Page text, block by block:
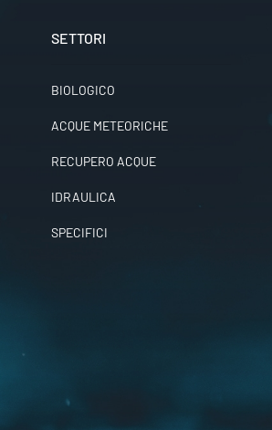
SETTORI
BIOLOGICO
ACQUE METEORICHE
RECUPERO ACQUE
IDRAULICA
SPECIFICI